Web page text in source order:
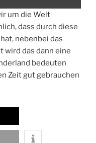
um die Welt
dass durch diese
nebenbei das
wird das dann eine
bedeuten
Zeit gut gebrauchen